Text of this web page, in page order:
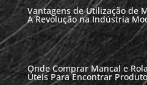
Vantagens de Utilização de
A Revolução na Indústria
Onde Comprar Mancal e
Úteis Para Encontrar